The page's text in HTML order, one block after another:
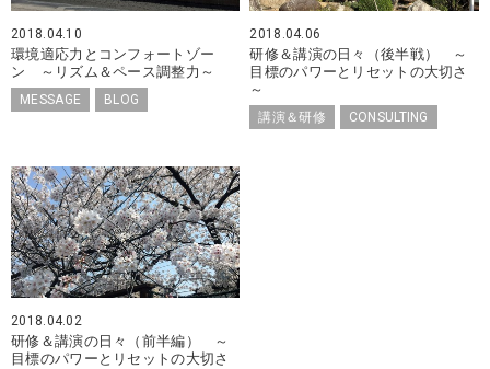
2018.04.10
環境適応力とコンフォートゾー
ン ～リズム＆ペース調整力～
MESSAGE BLOG
2018.04.06
研修＆講演の日々（後半戦） ～
目標のパワーとリセットの大切さ
～
講演＆研修 CONSULTING
2018.04.02
研修＆講演の日々（前半編） ～
目標のパワーとリセットの大切さ